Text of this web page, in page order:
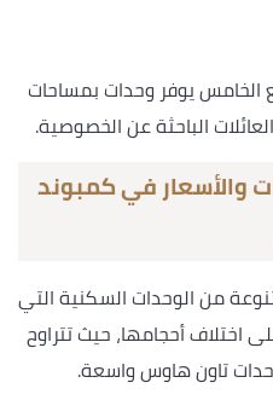
يوفر وحدات بمساحات
الباحثة عن الخصوصية.
والأسعار في كمبوند
من الوحدات السكنية التي
اختلاف أحجامها، حيث تتراوح
تاون هاوس واسعة.